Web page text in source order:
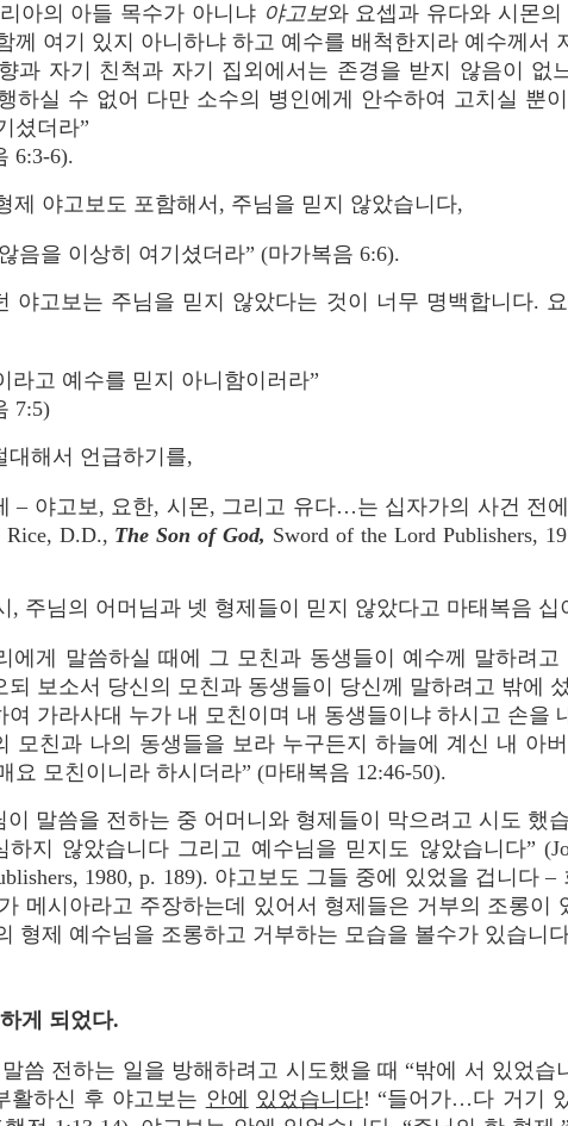
아의 아들 목수가 아니냐 야고보와 요셉과 유다와 시몬의
께 여기 있지 아니하냐 하고 예수를 배척한지라 예수께서
과 자기 친척과 자기 집외에서는 존경을 받지 않음이 없
하실 수 없어 다만 소수의 병인에게 안수하여 고치실 뿐
셨더라”
6).
제 야고보도 포함해서, 주님을 믿지 않았습니다,
음을 이상히 여기셨더라” (마가복음 6:6).
야고보는 주님을 믿지 않았다는 것이 너무 명백합니다.
라고 예수를 믿지 아니함이러라”
7:5)
대해서 언급하기를,
– 야고보, 요한, 시몬, 그리고 유다…는 십자가의 사건 전
Rice, D.D., The Son of God, Sword of the Lord Publishers,
, 주님의 어머님과 넷 형제들이 믿지 않았다고 마태복음
에게 말씀하실 때에 그 모친과 동생들이 예수께 말하려고
되 보소서 당신의 모친과 동생들이 당신께 말하려고 밖에
여 가라사대 누가 내 모친이며 내 동생들이냐 하시고 손을
모친과 나의 동생들을 보라 누구든지 하늘에 계신 내 아
요 모친이니라 하시더라” (마태복음 12:46-50).
말씀을 전하는 중 어머니와 형제들이 막으려고 시도 했
지 않았습니다 그리고 예수님을 믿지도 않았습니다”
1980, p. 189). 야고보도 그들 중에 있었을 겁니다
메시아라고 주장하는데 있어서 형제들은 거부의 조롱이
형제 예수님을 조롱하고 거부하는 모습을 볼수가 있습니
게 되었다.
씀 전하는 일을 방해하려고 시도했을 때 “밖에 서 있었습
활하신 후 야고보는 안에 있었습니다! “들어가…다 거기